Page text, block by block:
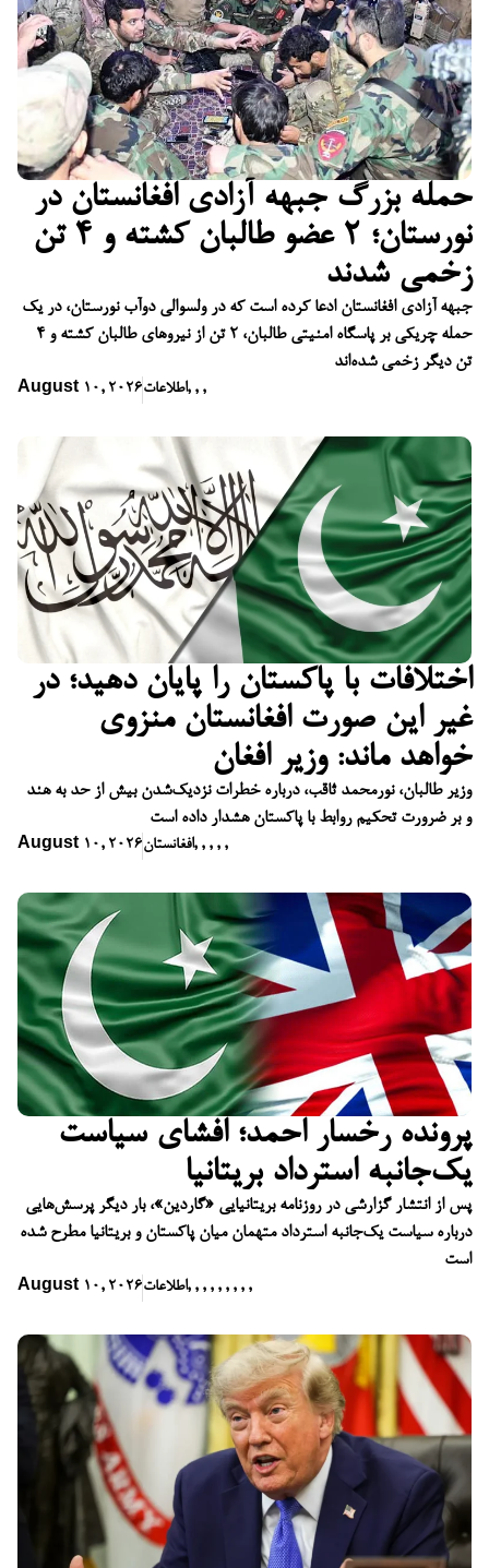
حمله بزرگ جبهه آزادی افغانستان در
نورستان؛ ۲ عضو طالبان کشته و ۴ تن
زخمی شدند
جبهه آزادی افغانستان ادعا کرده است که در ولسوالی دوآب نورستان، در یک
حمله چریکی بر پاسگاه امنیتی طالبان، ۲ تن از نیروهای طالبان کشته و ۴
تن دیگر زخمی شده‌اند
August 10, 2026اطلاعات, , ,
اختلافات با پاکستان را پایان دهید؛ در
غیر این صورت افغانستان منزوی
خواهد ماند: وزیر افغان
وزیر طالبان، نورمحمد ثاقب، درباره خطرات نزدیک‌شدن بیش از حد به هند
و بر ضرورت تحکیم روابط با پاکستان هشدار داده است
August 10, 2026افغانستان, , , , ,
پرونده رخسار احمد؛ افشای سیاست
یک‌جانبه استرداد بریتانیا
پس از انتشار گزارشی در روزنامه بریتانیایی «گاردین»، بار دیگر پرسش‌هایی
درباره سیاست یک‌جانبه استرداد متهمان میان پاکستان و بریتانیا مطرح شده
است
August 10, 2026اطلاعات, , , , , , , , ,